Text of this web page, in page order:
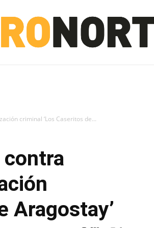
criminal ‘Los Caseritos de...
Aragostay’